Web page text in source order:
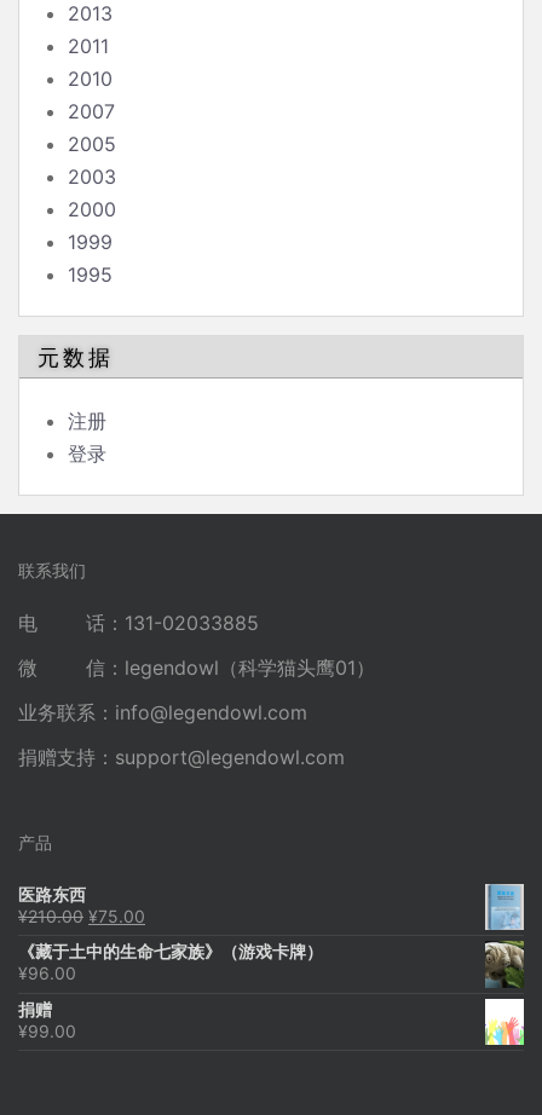
2013
2011
2010
2007
2005
2003
2000
1999
1995
元数据
注册
登录
联系我们
电 话：131-02033885
微 信：legendowl（科学猫头鹰01）
业务联系： info@legendowl.com
捐赠支持： support@legendowl.com
产品
医路东西
¥210.00 原
为：
¥75.00
价
《藏于土中的生命七家族》（游戏卡牌）
¥96.00
捐赠
¥99.00